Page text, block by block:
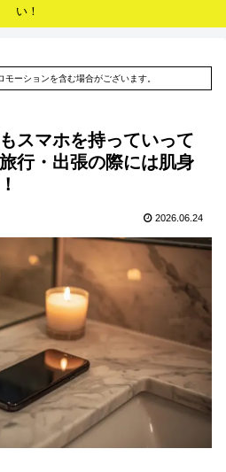
い！
モーションを含む場合がございます。
スマホを持っていって
行・出張の際には肌身
2026.06.24